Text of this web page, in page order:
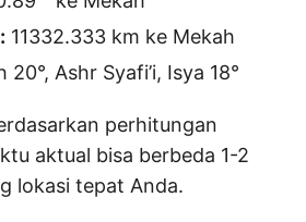
11332.333 km ke Mekah
20°, Ashr Syafi’i, Isya 18°
perhitungan
aktual bisa berbeda 1-2
lokasi tepat Anda.